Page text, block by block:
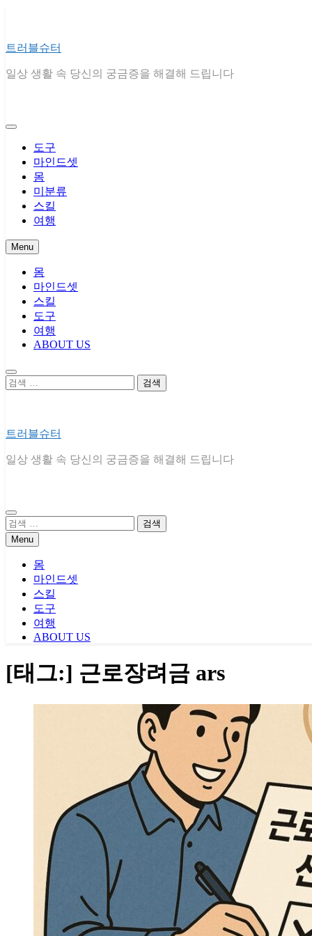
트러블슈터
일상 생활 속 당신의 궁금증을 해결해 드립니다
도구
마인드셋
몸
미분류
스킬
여행
Menu
몸
마인드셋
스킬
도구
여행
ABOUT US
검
트러블슈터
일상 생활 속 당신의 궁금증을 해결해 드립니다
검
색:Menu
몸
마인드셋
스킬
도구
여행
ABOUT US
[태그:] 근로장려금 ars